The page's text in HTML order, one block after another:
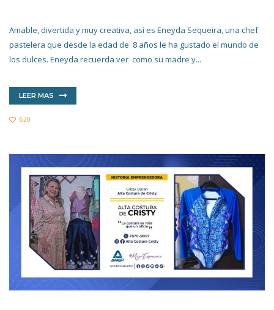
Amable, divertida y muy creativa, así es Eneyda Sequeira, una chef
pastelera que desde la edad de 8 años le ha gustado el mundo de
los dulces. Eneyda recuerda ver como su madre y...
LEER MAS
620